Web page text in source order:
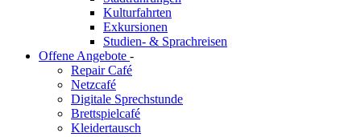
Kulturfahrten
Exkursionen
Studien- & Sprachreisen
Offene Angebote -
Repair Café
Netzcafé
Digitale Sprechstunde
Brettspielcafé
Kleidertausch